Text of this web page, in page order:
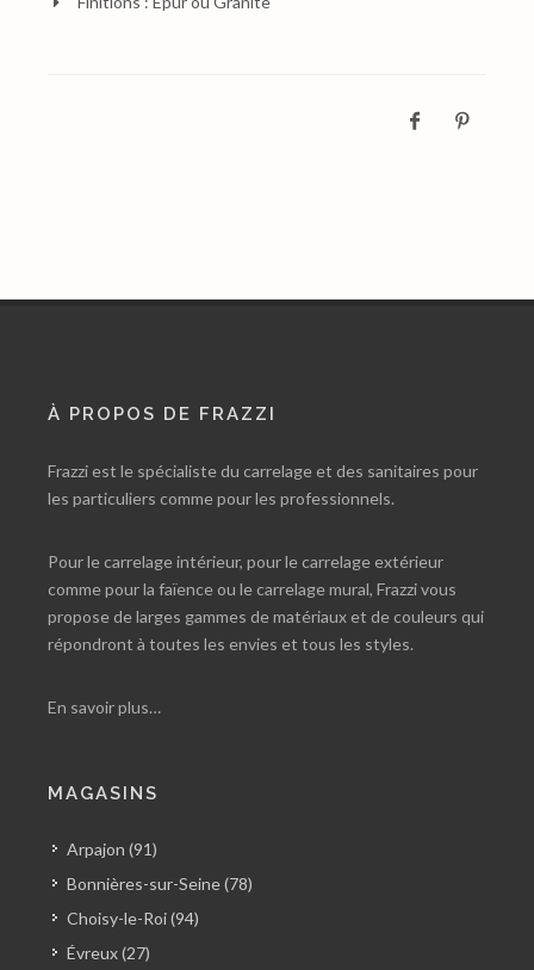
À PROPOS DE FRAZZI
Frazzi est le spécialiste du carrelage et des sanitaires pour
les particuliers comme pour les professionnels.
Pour le carrelage intérieur, pour le carrelage extérieur
comme pour la faïence ou le carrelage mural, Frazzi vous
propose de larges gammes de matériaux et de couleurs qui
répondront à toutes les envies et tous les styles.
En savoir plus…
MAGASINS
Arpajon (91)
Bonnières-sur-Seine (78)
Choisy-le-Roi (94)
Évreux (27)